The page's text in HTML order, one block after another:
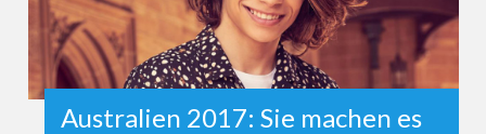
Australien 2017: Sie machen es